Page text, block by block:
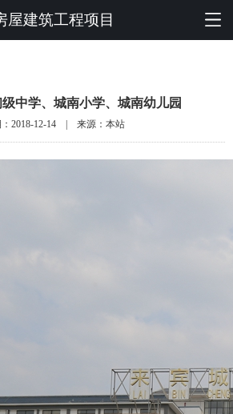
有限公司
屋建筑工程项目
中学、城南小学、城南幼儿园
：2018-12-14 | 来源：本站